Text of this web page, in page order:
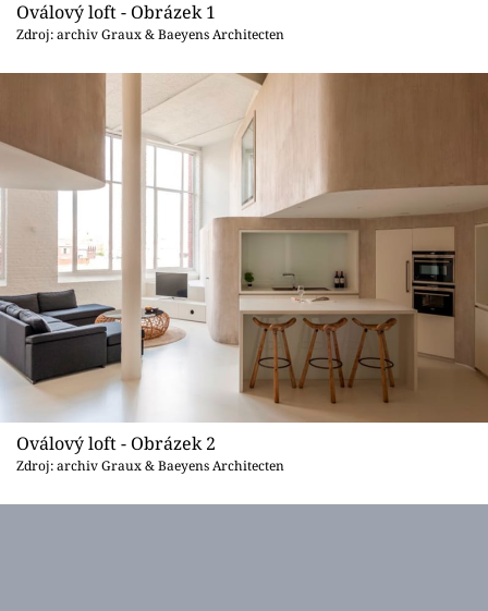
Přihlášení
Sledujte nás
Oválový loft - Obrázek 1
Zdroj: archiv Graux & Baeyens Architecten
Oválový loft - Obrázek 2
Zdroj: archiv Graux & Baeyens Architecten